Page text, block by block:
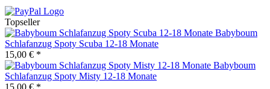
Topseller
Babyboum
Schlafanzug Spoty Scuba 12-18 Monate
15,00 € *
Babyboum
Schlafanzug Spoty Misty 12-18 Monate
15,00 € *